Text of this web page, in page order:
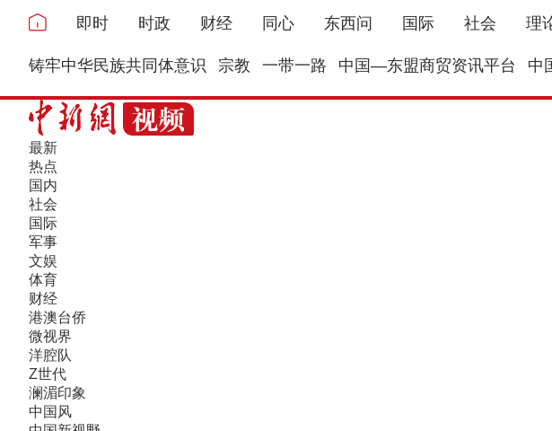
即时 时政 财经 同心 东西问 国际 社会 理
铸牢中华民族共同体意识 宗教 一带一路 中国—东盟商贸资讯平台 中
最新
热点
国内
社会
国际
军事
文娱
体育
财经
港澳台侨
微视界
洋腔队
Z世代
澜湄印象
中国风